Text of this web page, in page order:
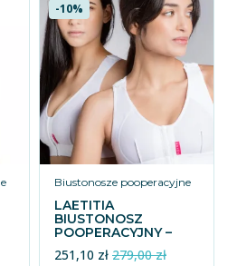
Biustonosze pooperacyjne
LAETITIA
BIUSTONOSZ
POOPERACYJNY –
REV.0301 279,00 zł
251,10 zł
-10%